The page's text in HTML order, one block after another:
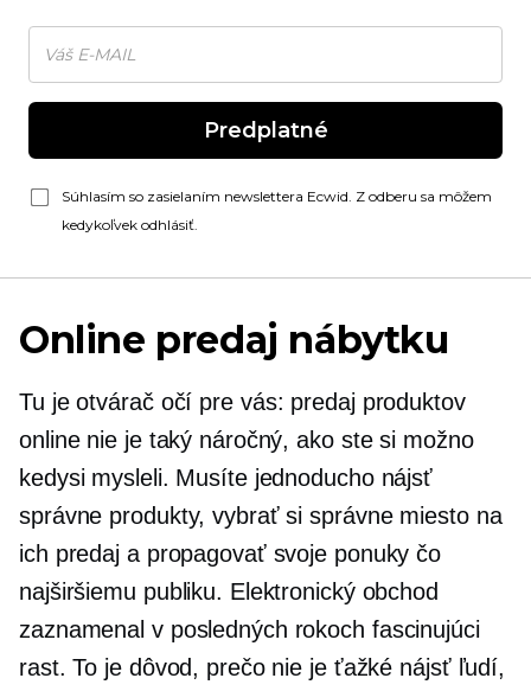
Predplatné
Súhlasím so zasielaním newslettera Ecwid. Z odberu sa môžem
kedykoľvek odhlásiť.
Online predaj nábytku
Tu jeotvárač očí pre vás: predaj produktov
online nie je taký náročný, ako ste si možno
kedysi mysleli. Musíte jednoducho nájsť
správne produkty, vybrať si správne miesto na
ich predaj a propagovať svoje ponuky čo
najširšiemu publiku. Elektronický obchod
zaznamenal v posledných rokoch fascinujúci
rast. To je dôvod, prečo nie je ťažké nájsť ľudí,